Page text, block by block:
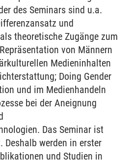
des Seminars sind u.a.
und
theoretische Zugänge zum
von Männern
Medieninhalten
Doing Gender
und im Medienhandeln
bei der Aneignung
Das Seminar ist
Deshalb werden in erster
und Studien in